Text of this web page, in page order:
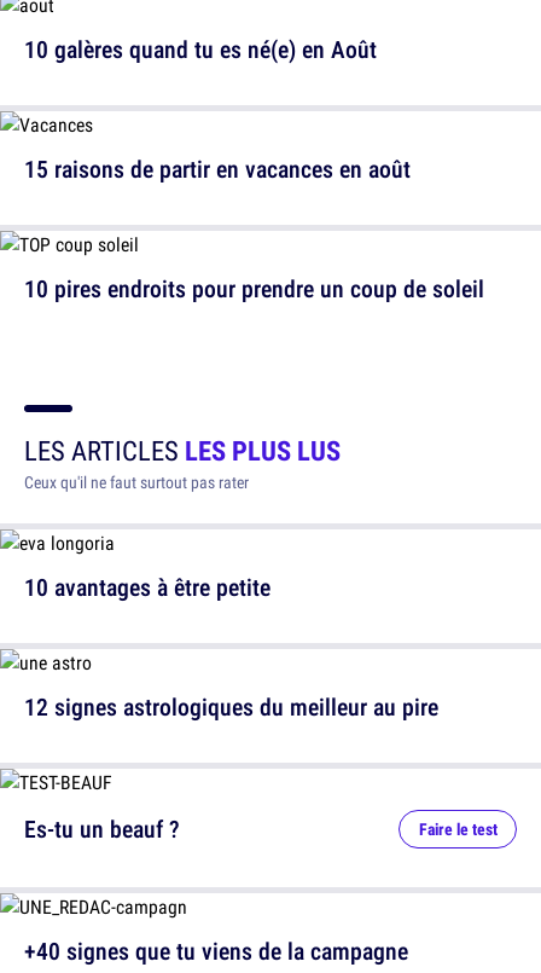
15 raisons de partir en vacances en août
10 galères quand tu es né(e) en Août
10 pires endroits pour prendre un coup de soleil
LES ARTICLES LES PLUS LUS
Ceux qu'il ne faut surtout pas rater
10 avantages à être petite
12 signes astrologiques du meilleur au pire
Es-tu un beauf ? Faire le test
+40 signes que tu viens de la campagne